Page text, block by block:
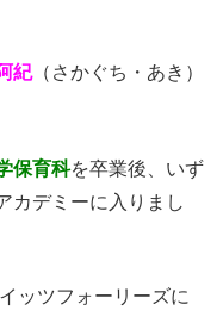
紀（さかぐち・あき）
保育科を卒業後、いず
カデミーに入りまし
ッツフォーリーズに